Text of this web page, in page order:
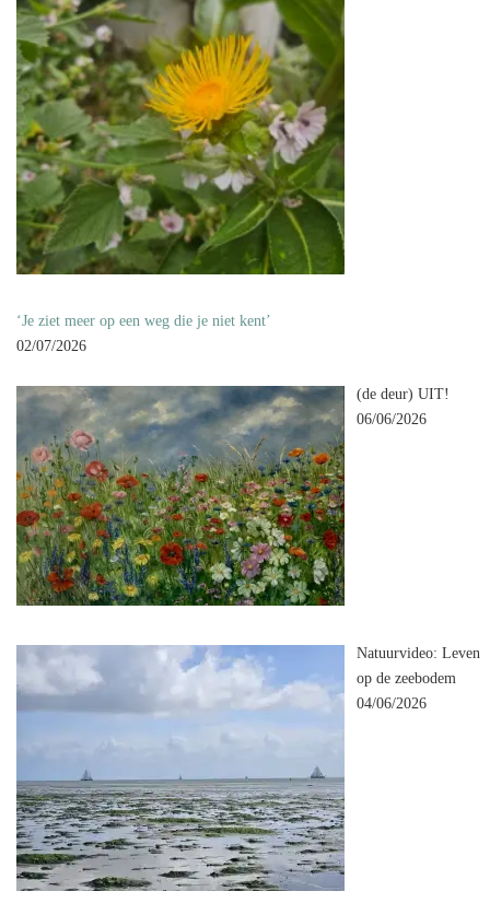
‘Je ziet meer op een weg die je niet kent’
02/07/2026
(de deur) UIT!
06/06/2026
Natuurvideo: Leven
op de zeebodem
04/06/2026